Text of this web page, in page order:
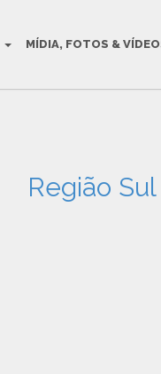
MÍDIA, FOTOS &
Região Sul